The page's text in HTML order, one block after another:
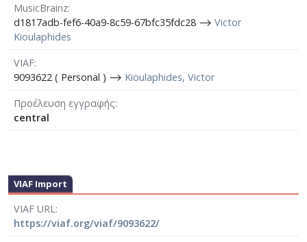
MusicBrainz
d1817adb-fef6-40a9-8c59-67bfc35fdc28 ⟶ Victor
Kioulaphides
VIAF
9093622 ( Personal ) ⟶ Kioulaphides, Victor
Προέλευση εγγραφής
central
VIAF Import
VIAF URL
https://viaf.org/viaf/9093622/